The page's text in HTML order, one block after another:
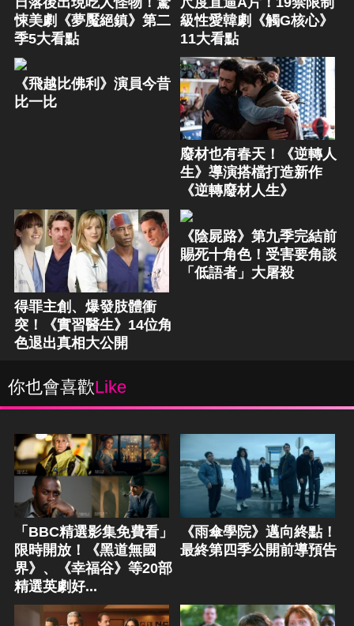
悚美劇《夢魘絕鎮》第二
季5大看點
級性愛韓劇《觸G核心》
11大看點
《飛越比佛利》演員今昔
比一比
廢材也有春天！《逆轉人
生》導演搭檔打造新作
《逆轉廢材人生》
得罪主創、爆發肢體衝
突！《實習醫生》14位角
色退出真相大公開
《陰屍路》第九季完結前
賜死十角色！受害要角談
「低語者」大屠殺
你也會喜歡Like
「BBC精選影集免費看」
限時開放！《黑道無國
界》、《幸福谷》等20部
精選英劇好...
《雨傘學院》邁向終點！
最終第四季公開前導預告